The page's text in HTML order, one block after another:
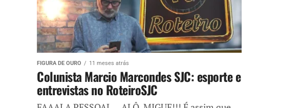
FIGURA DE OURO 11 meses atrás
Colunista Marcio Marcondes SJC: esporte e
entrevistas no RoteiroSJC